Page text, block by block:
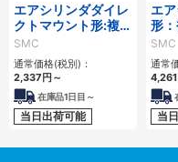
エアシリンダダイレ
クトマウント形:複
動・片ロッド/CJ2R
シリーズ
SMC
通常価格(税別)：
2,337円～
在庫品1日目～
当日出荷可能
エ
形
／
SMC
通常
4,261
当